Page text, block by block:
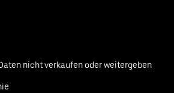
nicht verkaufen oder weitergeben